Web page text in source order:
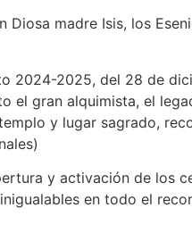
madre Isis, los
2024-2025, del 28 de
gran alquimista, el
y lugar sagrado,
y activación de los
en todo el